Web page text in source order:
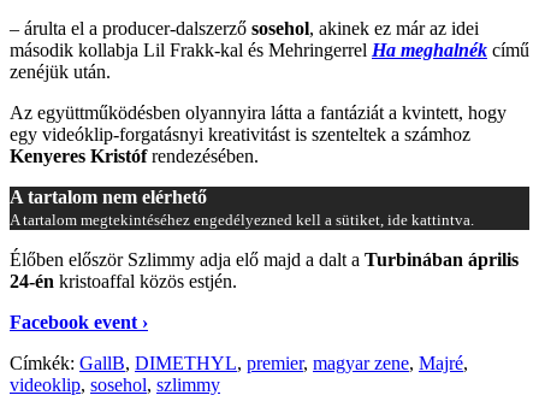
– árulta el a producer-dalszerző sosehol, akinek ez már az idei
második kollabja Lil Frakk-kal és Mehringerrel Ha meghalnék című
zenéjük után.
Az együttműködésben olyannyira látta a fantáziát a kvintett, hogy
egy videóklip-forgatásnyi kreativitást is szenteltek a számhoz
Kenyeres Kristófrendezésében.
A tartalom nem elérhető
A tartalom megtekintéséhez engedélyezned kell a sütiket, ide kattintva.
Élőben először Szlimmy adja elő majd a dalt a Turbinában április
24-én kristoaffal közös estjén.
Facebook event ›
Címkék: GallB, DIMETHYL, premier, magyar zene, Majré,
videoklip, sosehol, szlimmy